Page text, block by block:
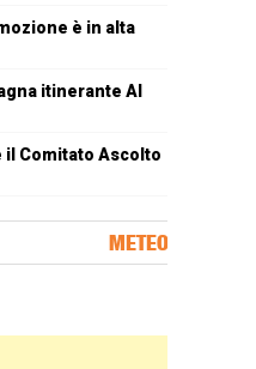
è in alta
itinerante Al
il Comitato Ascolto
METEO